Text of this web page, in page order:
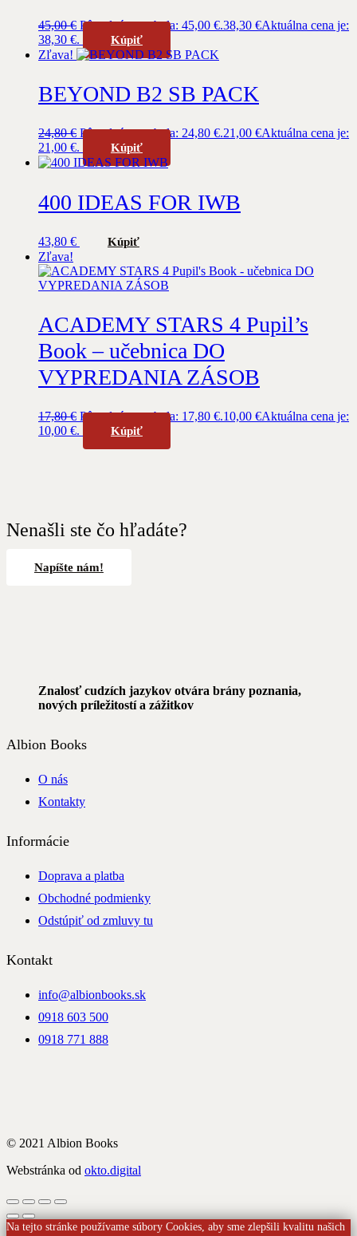
45,00€ Pôvodná cena bola: 45,00 €.38,30 €Aktuálna cena je:
38,30 €.
Kúpiť
Zľava!
BEYOND B2 SB PACK
24,80€ Pôvodná cena bola: 24,80 €.21,00 €Aktuálna cena je:
21,00 €.
Kúpiť
400 IDEAS FOR IWB
43,80 € Kúpiť
Zľava!
ACADEMY STARS 4 Pupil’s
Book – učebnica DO
VYPREDANIA ZÁSOB
17,80€ Pôvodná cena bola: 17,80 €.10,00 €Aktuálna cena je:
10,00 €.
Kúpiť
Nenašli ste čo hľadáte?
Napíšte nám!
Znalosť cudzích jazykov otvára brány poznania,
nových príležitostí a zážitkov
Albion Books
O nás
Kontakty
Informácie
Doprava a platba
Obchodné podmienky
Odstúpiť od zmluvy tu
Kontakt
info@albionbooks.sk
0918 603 500
0918 771 888
© 2021 Albion Books
Webstránka od okto.digital
Na tejto stránke používame súbory Cookies, aby sme zlepšili kvalitu našich